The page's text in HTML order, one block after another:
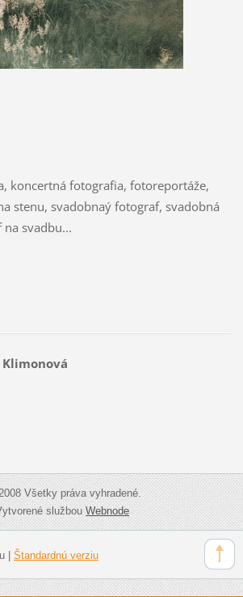
koncertná fotografia, fotoreportáže,
stenu, svadobnaý fotograf, svadobná
svadbu...
Všetky práva vyhradené.
službouWebnode
| Štandardnú verziu